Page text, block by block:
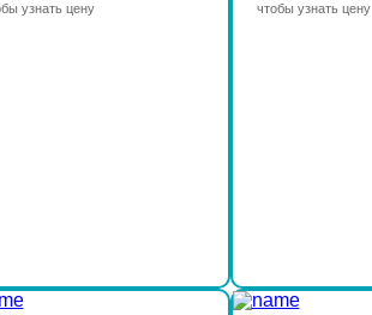
узнать цену
чтобы узнать цену